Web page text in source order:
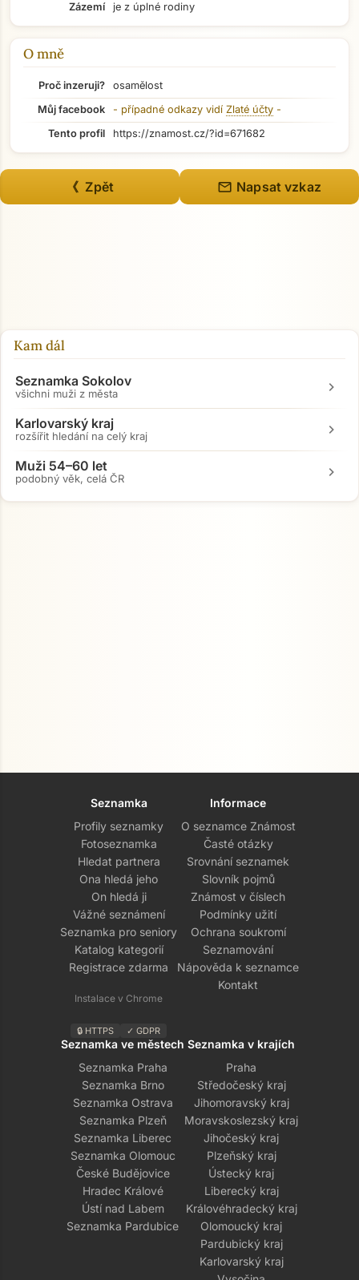
Přejít na hlavní obsah
Zázemí
je z úplné rodiny
O mně
Proč inzeruji?
osamělost
Můj facebook
- případné odkazy vidí Zlaté účty -
Tento profil
https://znamost.cz/?id=671682
《 Zpět mail Napsat vzkaz
Kam dál
Seznamka Sokolov
všichni muži z města chevron_right
Karlovarský kraj
rozšířit hledání na celý kraj chevron_right
Muži 54–60 let
podobný věk, celá ČR chevron_right
Seznamka
Profily seznamky
Fotoseznamka
Hledat partnera
Ona hledá jeho
On hledá ji
Vážné seznámení
Seznamka pro seniory
Katalog kategorií
Registrace zdarma
Instalace v Chrome
🔒 HTTPS ✓ GDPR
Informace
O seznamce Známost
Časté otázky
Srovnání seznamek
Slovník pojmů
Známost v číslech
Podmínky užití
Ochrana soukromí
Seznamování
Nápověda k seznamce
Kontakt
Seznamka ve městech
Seznamka Praha
Seznamka Brno
Seznamka Ostrava
Seznamka Plzeň
Seznamka Liberec
Seznamka Olomouc
České Budějovice
Hradec Králové
Ústí nad Labem
Seznamka Pardubice
Seznamka v krajích
Praha
Středočeský kraj
Jihomoravský kraj
Moravskoslezský kraj
Jihočeský kraj
Plzeňský kraj
Ústecký kraj
Liberecký kraj
Královéhradecký kraj
Olomoucký kraj
Pardubický kraj
Karlovarský kraj